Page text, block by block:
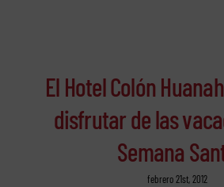
El Hotel Colón
disfrutar de las
Semana
febrero 21st, 2012